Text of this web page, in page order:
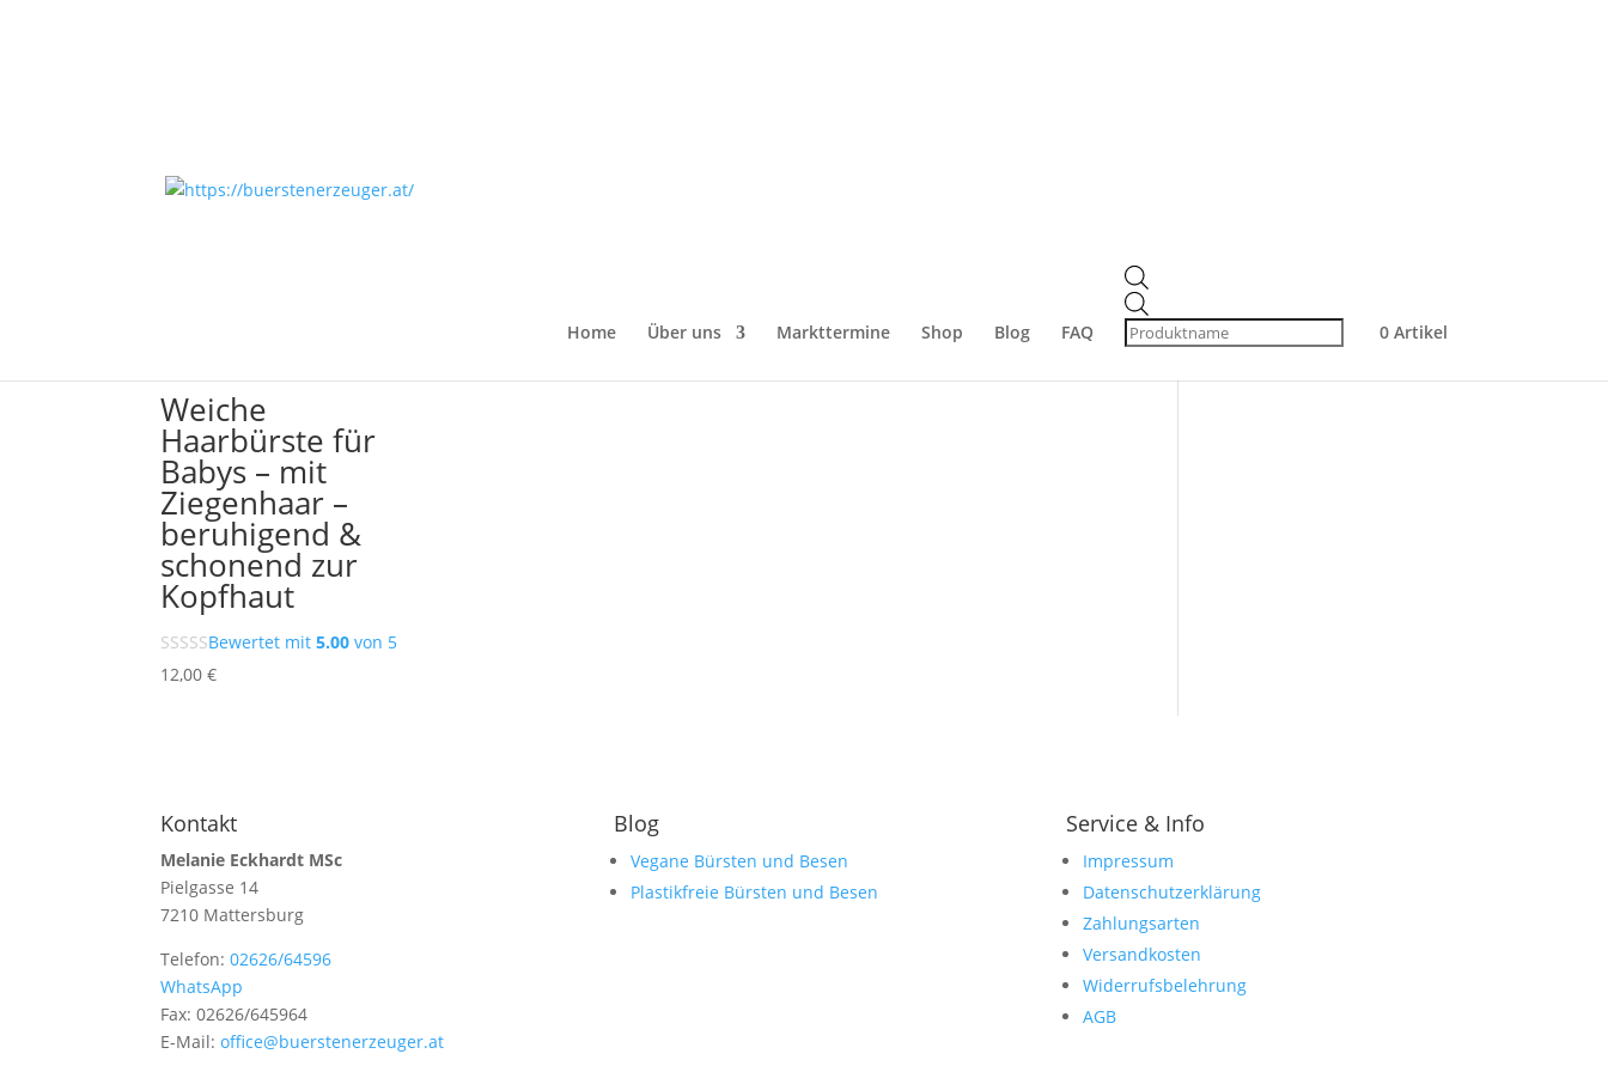
Home Über uns Markttermine Shop Blog FAQ
search
0 Artikel
Start/ Produkte verschlagwortet mit „Babykopfbürste“
Babykopfbürste
Weiche
Haarbürste für
Babys – mit
Ziegenhaar –
beruhigend &
schonend zur
Kopfhaut
Bewertet mit5.00 von 5
12,00€
Kontakt
Melanie Eckhardt MSc
Pielgasse 14
7210 Mattersburg
Telefon:02626/64596
WhatsApp
Fax: 02626/645964
E-Mail:office@buerstenerzeuger.at
Blog
Vegane Bürsten und Besen
Plastikfreie Bürsten und Besen
Service & Info
Impressum
Datenschutzerklärung
Zahlungsarten
Versandkosten
Widerrufsbelehrung
AGB